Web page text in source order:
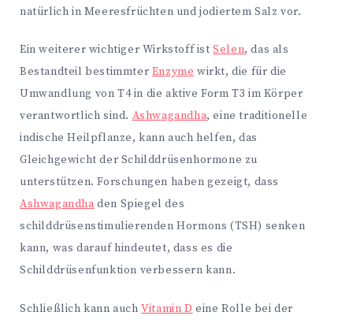
natürlich in Meeresfrüchten und jodiertem Salz vor.
Ein weiterer wichtiger Wirkstoff istSelen, das als
Bestandteil bestimmter Enzyme wirkt, die für die
Umwandlung von T4 in die aktive Form T3 im Körper
verantwortlich sind. Ashwagandha, eine traditionelle
indische Heilpflanze, kann auch helfen, das
Gleichgewicht der Schilddrüsenhormone zu
unterstützen. Forschungen haben gezeigt, dass
Ashwagandha den Spiegel des
schilddrüsenstimulierenden Hormons (TSH) senken
kann, was darauf hindeutet, dass es die
Schilddrüsenfunktion verbessern kann.
Schließlich kann auchVitamin D eine Rolle bei der